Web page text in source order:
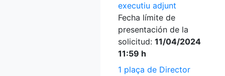
executiu adjunt
Fecha límite de
presentación de la
solicitud: 11/04/2024
11:59 h
1 plaça de Director